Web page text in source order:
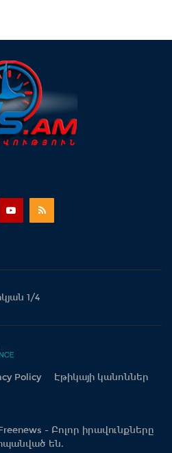
1/4
Policy Էթիկայի կանոններ
- Բոլոր իրավունքները
են.